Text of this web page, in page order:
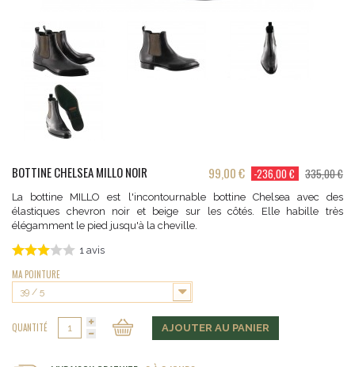
BOTTINE CHELSEA MILLO NOIR 99,00 € -236,00 € 335,00 €
La bottine MILLO est l'incontournable bottine Chelsea avec des
élastiques chevron noir et beige sur les côtés. Elle habille très
élégamment le pied jusqu'à la cheville.
1 avis
MA POINTURE
39 / 5
QUANTITÉ AJOUTER AU PANIER